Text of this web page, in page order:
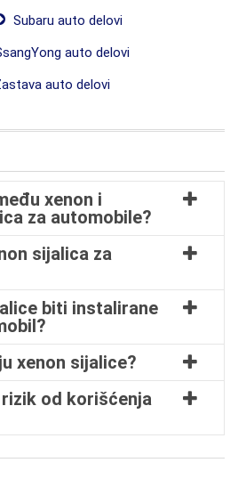
Subaru auto delovi
auto delovi
auto delovi
xenon i
za automobile?
sijalica za
biti instalirane
xenon sijalice?
od korišćenja